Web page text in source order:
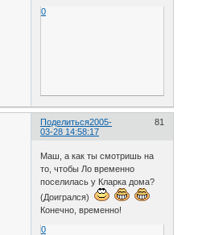
0
Поделиться 81
2005-
03-28 14:58:17
Маш, а как ты смотришь на
то, чтобы Ло временно
поселилась у Кларка дома?
(Доигрался)
Конечно, временно!
0